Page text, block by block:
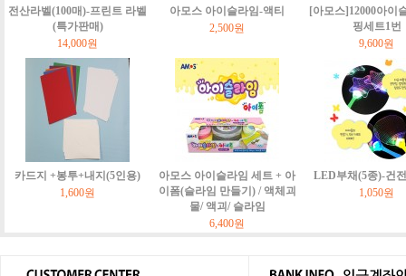
전산라벨(100매)-프린트 라벨
(특가판매)
14,000원
아모스 아이슬라임-액티
2,500원
[아모스]12000아이
핑세트1번
9,600원
카드지 +봉투+내지(5인용)
1,600원
아모스 아이슬라임 세트 + 아
이폼(슬라임 만들기) / 액체괴
물/ 액괴/ 슬라임
6,400원
LED부채(5종)-건
1,050원